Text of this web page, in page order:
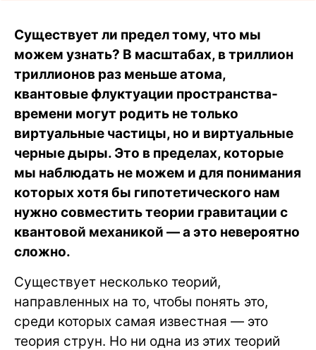
Существует ли предел тому, что мы
можем узнать? В масштабах, в триллион
триллионов раз меньше атома,
квантовые флуктуации пространства-
времени могут родить не только
виртуальные частицы, но и виртуальные
черные дыры. Это в пределах, которые
мы наблюдать не можем и для понимания
которых хотя бы гипотетического нам
нужно совместить теории гравитации с
квантовой механикой — а это невероятно
сложно.
Существует несколько теорий,
направленных на то, чтобы понять это,
среди которых самая известная — это
теория струн. Но ни одна из этих теорий